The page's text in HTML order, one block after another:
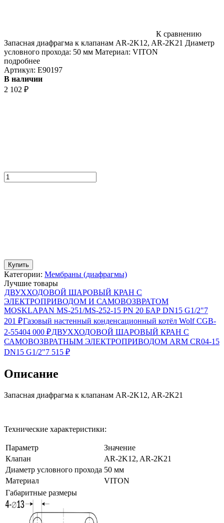
К сравнению
Запасная диафрагма к клапанам AR-2K12, AR-2K21 Диаметр
условного прохода: 50 мм Материал: VITON
подробнее
Артикул: E90197
В наличии
2 102 ₽
Купить
Категории: Мембраны (диафрагмы)
Лучшие товары
ДВУХХОДОВОЙ ШАРОВЫЙ КРАН С
ЭЛЕКТРОПРИВОДОМ И САМОВОЗВРАТОМ
MOSKLAPAN MS-251/MS-252-15 PN 20 БАР DN15 G1/2"7
201 ₽Газовый настенный конденсационный котёл Wolf CGB-
2-55404 000 ₽ДВУХХОДОВОЙ ШАРОВЫЙ КРАН С
САМОВОЗВРАТНЫМ ЭЛЕКТРОПРИВОДОМ ARM CR04-15
DN15 G1/2"7 515 ₽
Описание
Запасная диафрагма к клапанам AR-2K12, AR-2K21
Технические характеристики:
Параметр
Значение
Клапан
AR-2K12, AR-2K21
Диаметр условного прохода 50 мм
Материал
VITON
Габаритные размеры